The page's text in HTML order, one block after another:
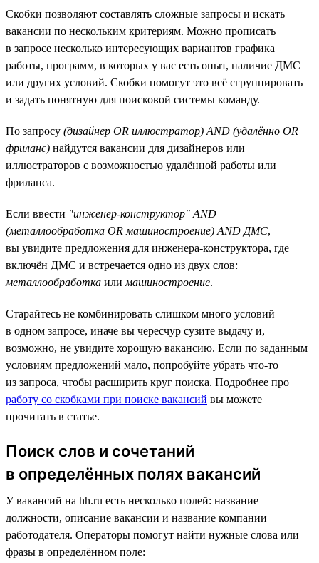
Скобки позволяют составлять сложные запросы и искать
вакансии по нескольким критериям. Можно прописать
в запросе несколько интересующих вариантов графика
работы, программ, в которых у вас есть опыт, наличие ДМС
или других условий. Скобки помогут это всё сгруппировать
и задать понятную для поисковой системы команду.
По запросу (дизайнер OR иллюстратор) AND (удалённо OR
фриланс) найдутся вакансии для дизайнеров или
иллюстраторов с возможностью удалённой работы или
фриланса.
Если ввести "инженер-конструктор" AND
(металлообработка OR машиностроение) AND ДМС,
вы увидите предложения для инженера-конструктора, где
включён ДМС и встречается одно из двух слов:
металлообработка или машиностроение.
Старайтесь не комбинировать слишком много условий
в одном запросе, иначе вы чересчур сузите выдачу и,
возможно, не увидите хорошую вакансию. Если по заданным
условиям предложений мало, попробуйте убрать что-то
из запроса, чтобы расширить круг поиска. Подробнее про
работу со скобками при поиске вакансий вы можете
прочитать в статье.
Поиск слов и сочетаний
в определённых полях вакансий
У вакансий на hh.ru есть несколько полей: название
должности, описание вакансии и название компании
работодателя. Операторы помогут найти нужные слова или
фразы в определённом поле: